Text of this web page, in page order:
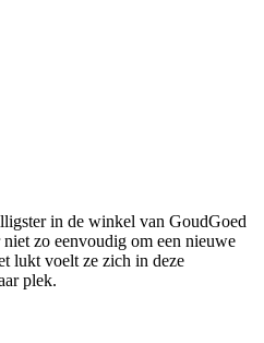
in de winkel van GoudGoed
zo eenvoudig om een nieuwe
lukt voelt ze zich in deze
plek.